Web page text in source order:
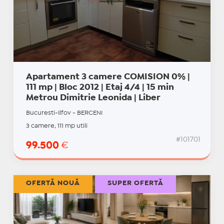
Apartament 3 camere COMISION 0% |
111 mp | Bloc 2012 | Etaj 4/4 | 15 min
Metrou Dimitrie Leonida | Liber
Bucuresti-Ilfov - BERCENI
3 camere, 111 mp utili
99.500 €
#101701
OFERTĂ NOUĂ SUPER OFERTĂ